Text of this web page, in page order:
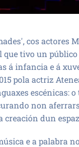
cos actores
tivo un
á infancia e á
pola actriz
escénicas: o
non
dun
e a palabra